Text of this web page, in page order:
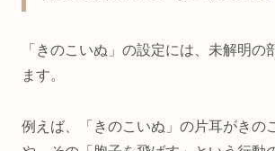
「きのこいぬ」の設定には、未解明の
ます。
例えば、「きのこいぬ」の片耳がきの